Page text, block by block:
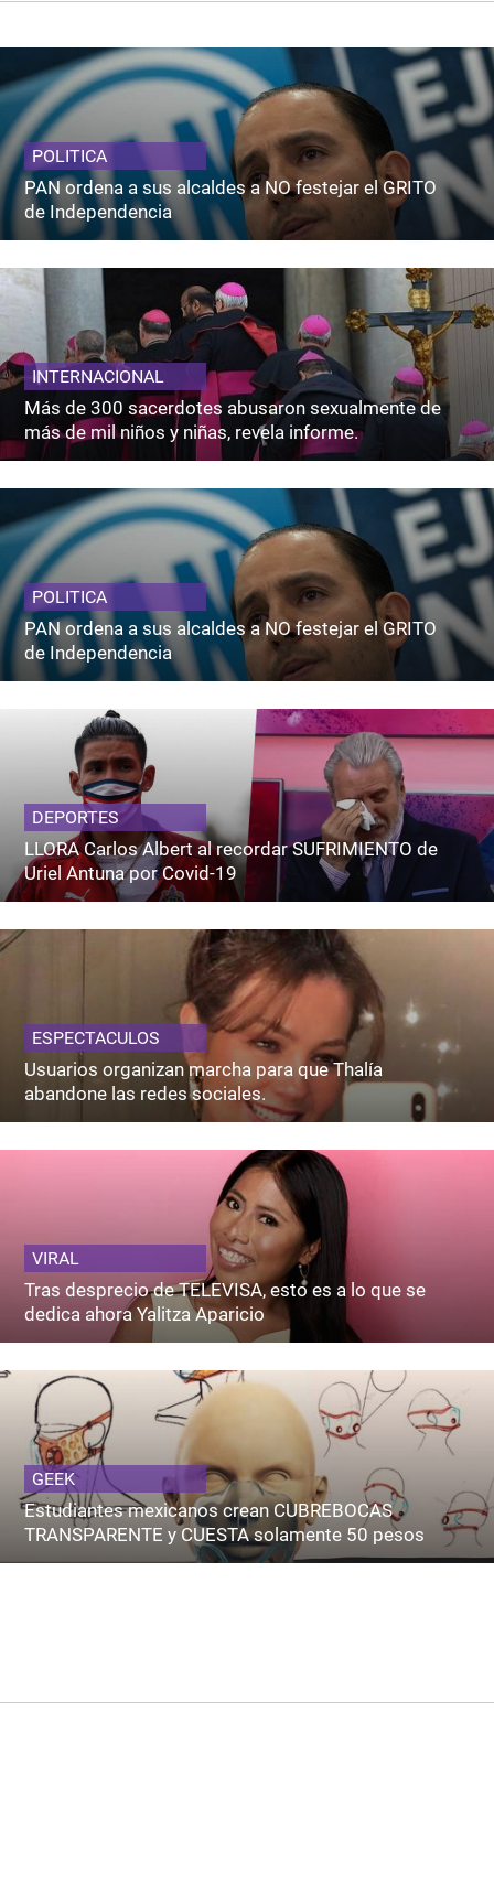
POLITICA
PAN ordena a sus alcaldes a NO festejar el GRITO
de Independencia
INTERNACIONAL
Más de 300 sacerdotes abusaron sexualmente de
más de mil niños y niñas, revela informe.
POLITICA
PAN ordena a sus alcaldes a NO festejar el GRITO
de Independencia
DEPORTES
LLORA Carlos Albert al recordar SUFRIMIENTO de
Uriel Antuna por Covid-19
ESPECTACULOS
Usuarios organizan marcha para que Thalía
abandone las redes sociales.
VIRAL
Tras desprecio de TELEVISA, esto es a lo que se
dedica ahora Yalitza Aparicio
GEEK
Estudiantes mexicanos crean CUBREBOCAS
TRANSPARENTE y CUESTA solamente 50 pesos